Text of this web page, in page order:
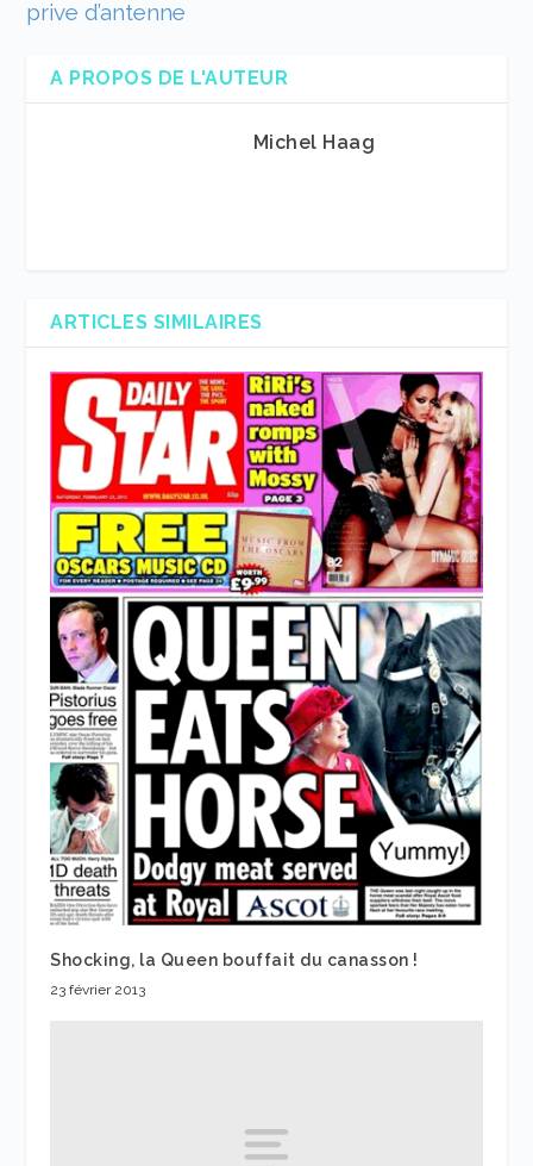
prive d’antenne
A PROPOS DE L'AUTEUR
Michel Haag
ARTICLES SIMILAIRES
Shocking, la Queen bouffait du canasson !
23 février 2013